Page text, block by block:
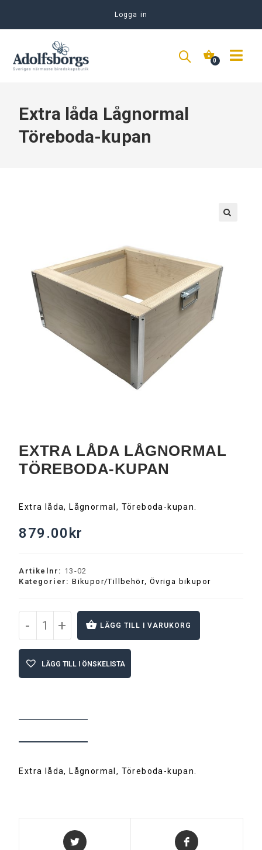
Logga in
Extra låda Lågnormal
Töreboda-kupan
EXTRA LÅDA LÅGNORMAL
TÖREBODA-KUPAN
Extra låda, Lågnormal, Töreboda-kupan.
879.00 kr
Artikelnr: 13-02
Kategorier:Bikupor/Tillbehör, Övriga bikupor
- + LÄGG TILL I VARUKORG
e
v
:
LÄGG TILL I ÖNSKELISTA
Extra låda, Lågnormal, Töreboda-kupan.